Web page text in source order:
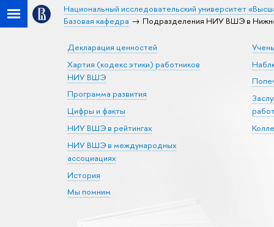
Национальный исследовательский университет
Базовая кафедра
Подразделения НИУ ВШЭ в
Декларация ценностей
Хартия (кодекс этики) работников
НИУ ВШЭ
Программа развития
Цифры и факты
НИУ ВШЭ в рейтингах
НИУ ВШЭ в международных
ассоциациях
История
Мы помним